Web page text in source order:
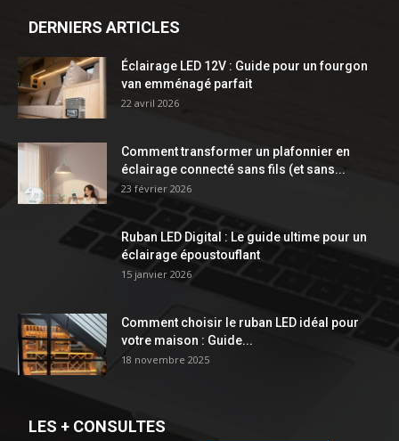
DERNIERS ARTICLES
Éclairage LED 12V : Guide pour un fourgon
van emménagé parfait
22 avril 2026
Comment transformer un plafonnier en
éclairage connecté sans fils (et sans...
23 février 2026
Ruban LED Digital : Le guide ultime pour un
éclairage époustouflant
15 janvier 2026
Comment choisir le ruban LED idéal pour
votre maison : Guide...
18 novembre 2025
LES + CONSULTES